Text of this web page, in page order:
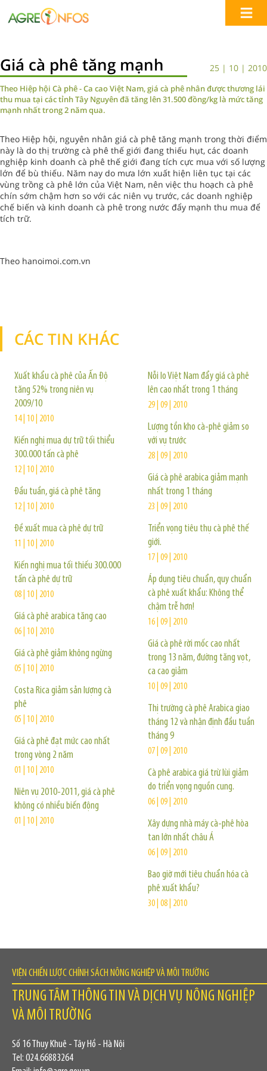
Giá cà phê tăng mạnh 25 | 10 | 2010
Theo Hiệp hội Cà phê - Ca cao Việt Nam, giá cà phê nhân được thương lái
thu mua tại các tỉnh Tây Nguyên đã tăng lên 31.500 đồng/kg là mức tăng
mạnh nhất trong 2 năm qua.
Theo Hiệp hội, nguyên nhân giá cà phê tăng mạnh trong thời điểm
này là do thị trường cà phê thế giới đang thiếu hụt, các doanh
nghiệp kinh doanh cà phê thế giới đang tích cực mua với số lượng
lớn để bù thiếu. Năm nay do mưa lớn xuất hiện liên tục tại các
vùng trồng cà phê lớn của Việt Nam, nên việc thu hoạch cà phê
chín sớm chậm hơn so với các niên vụ trước, các doanh nghiệp
chế biến và kinh doanh cà phê trong nước đẩy mạnh thu mua để
tích trữ.
Theo hanoimoi.com.vn
CÁC TIN KHÁC
Xuất khẩu cà phê của Ấn Độ
tăng 52% trong niên vụ
2009/10
14 | 10 | 2010
Kiến nghị mua dự trữ tối thiểu
300.000 tấn cà phê
12 | 10 | 2010
Đầu tuần, giá cà phê tăng
12 | 10 | 2010
Đề xuất mua cà phê dự trữ
11 | 10 | 2010
Kiến nghị mua tối thiếu 300.000
tấn cà phê dự trữ
08 | 10 | 2010
Giá cà phê arabica tăng cao
06 | 10 | 2010
Giá cà phê giảm không ngừng
05 | 10 | 2010
Costa Rica giảm sản lượng cà
phê
05 | 10 | 2010
Giá cà phê đạt mức cao nhất
trong vòng 2 năm
01 | 10 | 2010
Niên vụ 2010-2011, giá cà phê
không có nhiều biến động
01 | 10 | 2010
Nỗi lo Việt Nam đẩy giá cà phê
lên cao nhất trong 1 tháng
29 | 09 | 2010
Lượng tồn kho cà-phê giảm so
với vụ trước
28 | 09 | 2010
Giá cà phê arabica giảm mạnh
nhất trong 1 tháng
23 | 09 | 2010
Triển vọng tiêu thụ cà phê thế
giới.
17 | 09 | 2010
Áp dụng tiêu chuẩn, quy chuẩn
cà phê xuất khẩu: Không thể
chậm trễ hơn!
16 | 09 | 2010
Giá cà phê rời mốc cao nhất
trong 13 năm, đường tăng vọt,
ca cao giảm
10 | 09 | 2010
Thị trường cà phê Arabica giao
tháng 12 và nhận định đầu tuần
tháng 9
07 | 09 | 2010
Cà phê arabica giá trừ lùi giảm
do triển vọng nguồn cung.
06 | 09 | 2010
Xây dựng nhà máy cà-phê hòa
tan lớn nhất châu Á
06 | 09 | 2010
Bao giờ mới tiêu chuẩn hóa cà
phê xuất khẩu?
30 | 08 | 2010
VIỆN CHIẾN LƯỢC CHÍNH SÁCH NÔNG NGHIỆP VÀ MÔI TRƯỜNG
TRUNG TÂM THÔNG TIN VÀ DỊCH VỤ NÔNG NGHIỆP
VÀ MÔI TRƯỜNG
Số 16 Thụy Khuê - Tây Hồ - Hà Nội
Tel: 024.66883264